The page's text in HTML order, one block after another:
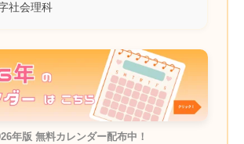
社会理科
年版 無料カレンダー配布中！